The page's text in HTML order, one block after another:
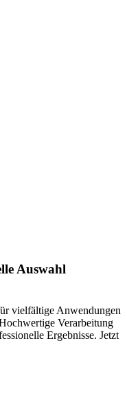
Auswahl
vielfältige Anwendungen
Verarbeitung
Ergebnisse. Jetzt